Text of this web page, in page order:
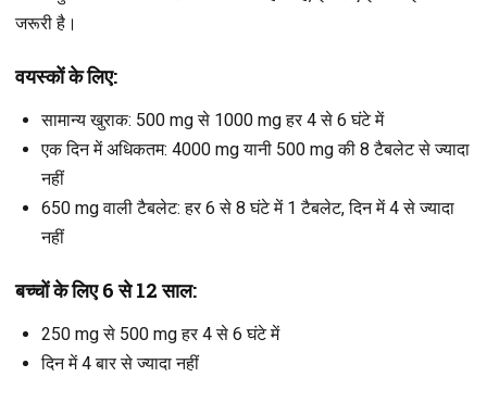
जरूरी है।
वयस्कों के लिए:
सामान्य खुराक: 500 mg से 1000 mg हर 4 से 6 घंटे में
एक दिन में अधिकतम: 4000 mg यानी 500 mg की 8 टैबलेट से ज्यादा
नहीं
650 mg वाली टैबलेट: हर 6 से 8 घंटे में 1 टैबलेट, दिन में 4 से ज्यादा
नहीं
बच्चों के लिए 6 से 12 साल:
250 mg से 500 mg हर 4 से 6 घंटे में
दिन में 4 बार से ज्यादा नहीं